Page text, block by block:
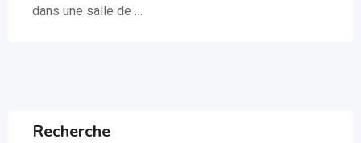
dans une salle de …
Recherche